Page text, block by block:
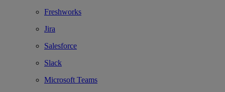
Freshworks
Jira
Salesforce
Slack
Microsoft Teams